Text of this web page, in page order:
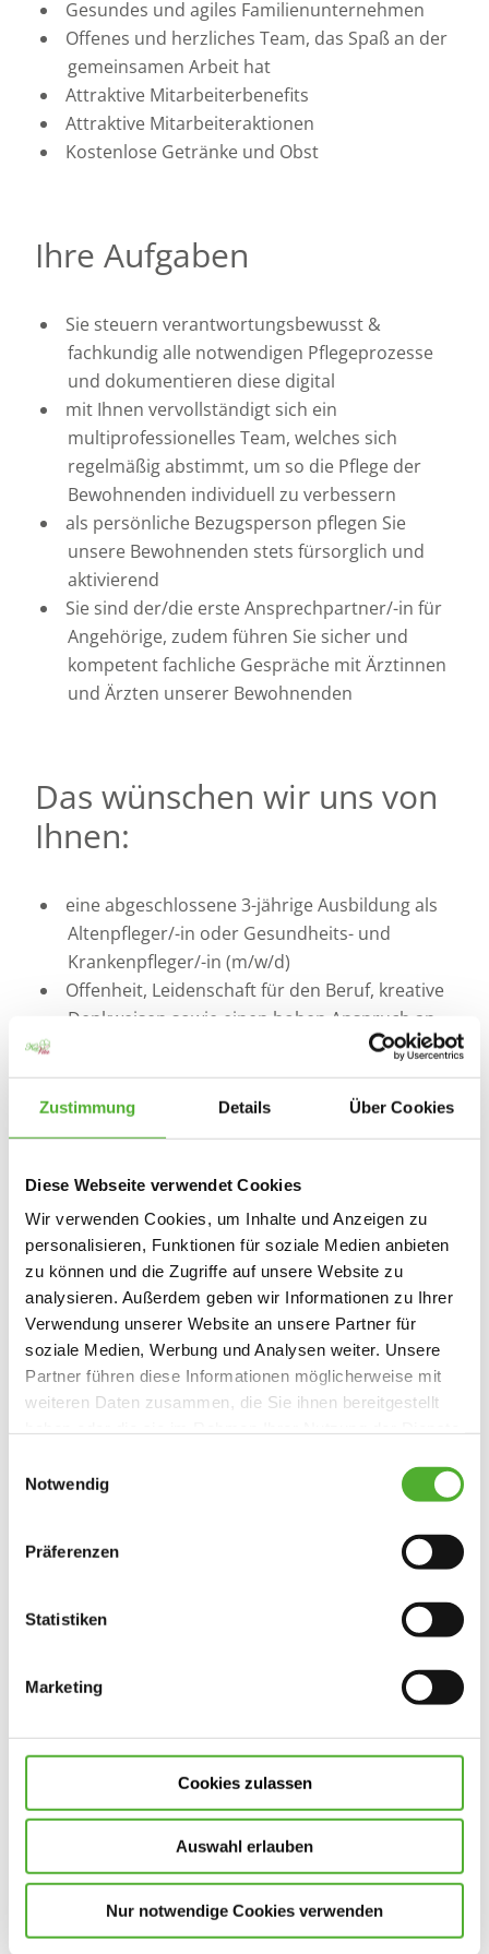
Zustimmung Details Über Cookies
Diese Webseite verwendet Cookies
Wir verwenden Cookies, um Inhalte und Anzeigen zu
personalisieren, Funktionen für soziale Medien anbieten
zu können und die Zugriffe auf unsere Website zu
analysieren. Außerdem geben wir Informationen zu Ihrer
Verwendung unserer Website an unsere Partner für
soziale Medien, Werbung und Analysen weiter. Unsere
Partner führen diese Informationen möglicherweise mit
weiteren Daten zusammen, die Sie ihnen bereitgestellt
Cookies, wenn Sie unsere Webseite weiterhin nutzen.
Notwendig
Präferenzen
Statistiken
Marketing
Cookies zulassen
Auswahl erlauben
Nur notwendige Cookies verwenden
Gesundes und agiles Familienunternehmen
Offenes und herzliches Team, das Spaß an der
gemeinsamen Arbeit hat
Attraktive Mitarbeiterbenefits
Attraktive Mitarbeiteraktionen
Kostenlose Getränke und Obst
Ihre Aufgaben
Sie steuern verantwortungsbewusst &
fachkundig alle notwendigen Pflegeprozesse
und dokumentieren diese digital
mit Ihnen vervollständigt sich ein
multiprofessionelles Team, welches sich
regelmäßig abstimmt, um so die Pflege der
Bewohnenden individuell zu verbessern
als persönliche Bezugsperson pflegen Sie
unsere Bewohnenden stets fürsorglich und
aktivierend
Sie sind der/die erste Ansprechpartner/-in für
Angehörige, zudem führen Sie sicher und
kompetent fachliche Gespräche mit Ärztinnen
und Ärzten unserer Bewohnenden
Das wünschen wir uns von
Ihnen:
eine abgeschlossene 3-jährige Ausbildung als
Altenpfleger/-in oder Gesundheits- und
Krankenpfleger/-in (m/w/d)
Offenheit, Leidenschaft für den Beruf, kreative
Denkweisen sowie einen hohen Anspruch an
Freude am Pflegen und Lust daran, unseren
Bewohnerinnen und Bewohnern täglich ein
Lächeln ins Gesicht zu zaubern
sympathisches Auftreten
Sensibilität und Einfühlungsvermögen
gegenüber unseren Bewohnerinnen und
Bewohnern sowie deren Angehörigen
die individuellen Wünsche und Bedürfnisse der
Bewohnenden zu berücksichtigen und diese in
den Pflegealltag zu integrieren
Lust, mit Ihren Ideen und Ihrem Fachwissen die
Einrichtung mitzugestalten
Anrede
Vorname*